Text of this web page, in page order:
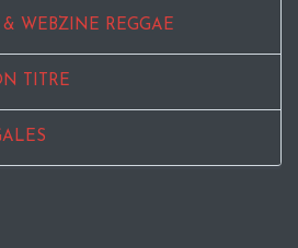
WEBZINE REGGAE
TITRE